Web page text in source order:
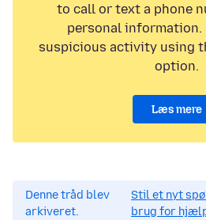
to call or text a phone
personal information.
suspicious activity using
option.
Læs mere
Denne tråd blev
arkiveret.
Stil et nyt
brug for